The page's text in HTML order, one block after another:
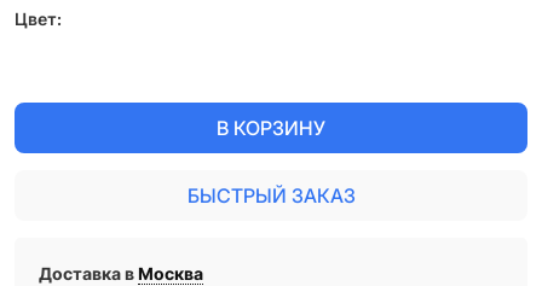
Цвет:
В КОРЗИНУ
БЫСТРЫЙ ЗАКАЗ
Доставка вМосква